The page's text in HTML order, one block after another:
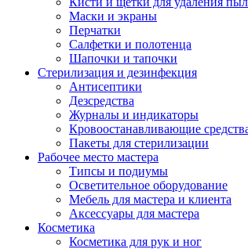
Маски и экраны
Перчатки
Салфетки и полотенца
Шапочки и тапочки
Стерилизация и дезинфекция
Антисептики
Дезсредства
Журналы и индикаторы
Кровоостанавливающие
Пакеты для стерилизации
Рабочее место мастера
Типсы и подиумы
Осветительное оборудование
Мебель для мастера и клиента
Аксессуары для мастера
Косметика
Косметика для рук и ног